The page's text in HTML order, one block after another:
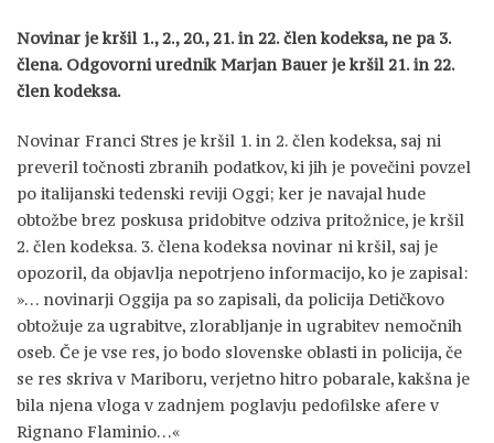
Novinar je kršil 1., 2., 20., 21. in 22. člen kodeksa, ne pa 3.
člena. Odgovorni urednik Marjan Bauer je kršil 21. in 22.
člen kodeksa.
Novinar Franci Stres je kršil 1. in 2. člen kodeksa, saj ni
preveril točnosti zbranih podatkov, ki jih je povečini povzel
po italijanski tedenski reviji Oggi; ker je navajal hude
obtožbe brez poskusa pridobitve odziva pritožnice, je kršil
2. člen kodeksa. 3. člena kodeksa novinar ni kršil, saj je
opozoril, da objavlja nepotrjeno informacijo, ko je zapisal:
»… novinarji Oggija pa so zapisali, da policija Detičkovo
obtožuje za ugrabitve, zlorabljanje in ugrabitev nemočnih
oseb. Če je vse res, jo bodo slovenske oblasti in policija, če
se res skriva v Mariboru, verjetno hitro pobarale, kakšna je
bila njena vloga v zadnjem poglavju pedofilske afere v
Rignano Flaminio…«